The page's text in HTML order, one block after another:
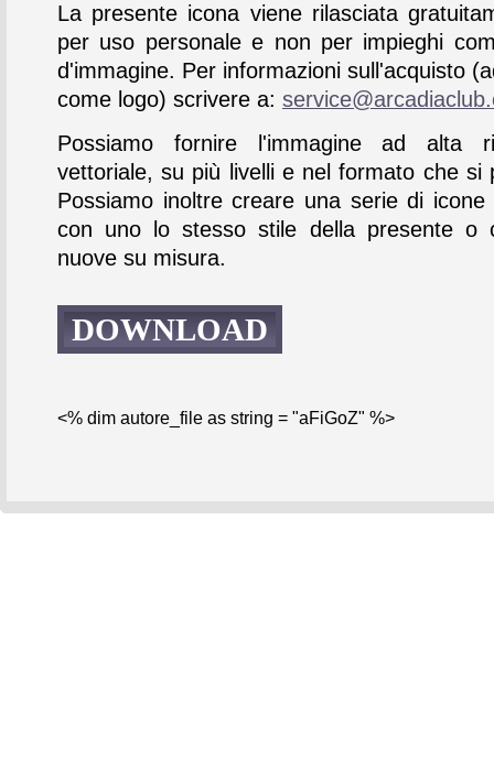
La presente icona viene rilasciata
per uso personale e non per impieghi
d'immagine. Per informazioni sull'acquisto
come logo) scrivere a:
Possiamo fornire l'immagine ad alta
vettoriale, su più livelli e nel formato che si
Possiamo inoltre creare una serie di icone
con uno lo stesso stile della presente o
nuove su misura.
DOWNLOAD
<% dim autore_file as string = "aFiGoZ" %>